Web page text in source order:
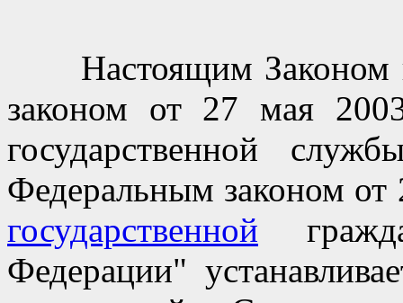
Настоящим Законом в
законом от 27 мая
государственной
Федеральным законом
государственной
Федерации"